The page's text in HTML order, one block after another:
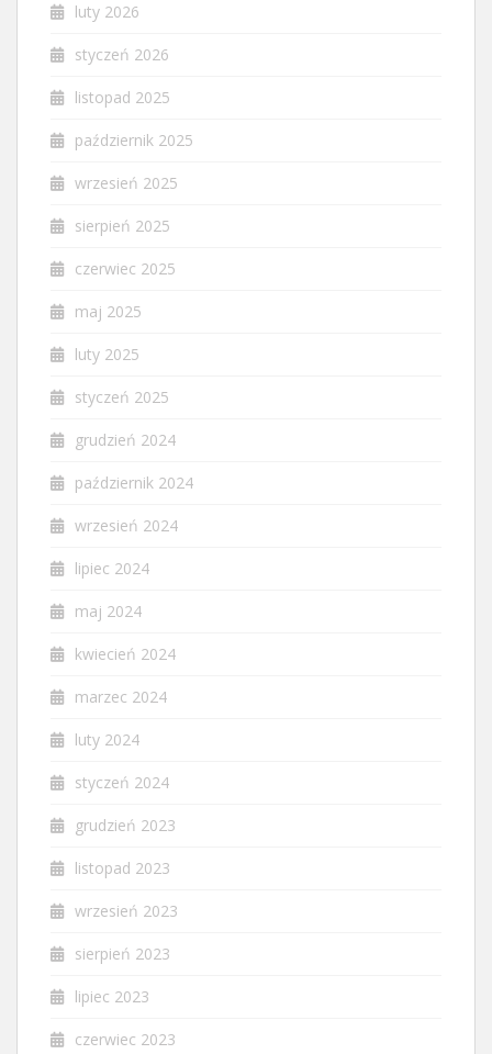
luty 2026
styczeń 2026
listopad 2025
październik 2025
wrzesień 2025
sierpień 2025
czerwiec 2025
maj 2025
luty 2025
styczeń 2025
grudzień 2024
październik 2024
wrzesień 2024
lipiec 2024
maj 2024
kwiecień 2024
marzec 2024
luty 2024
styczeń 2024
grudzień 2023
listopad 2023
wrzesień 2023
sierpień 2023
lipiec 2023
czerwiec 2023